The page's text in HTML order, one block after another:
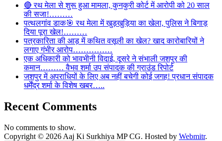
🔴 रथ मेला से शुरू हुआ मामला, कुनकुरी कोर्ट में आरोपी को 20 साल
की सजा!………
पत्थलगांव डाक🎯 रथ मेला में खुड़खुड़िया का खेला, पुलिस ने बिगाड़
दिया पूरा खेल!………
पत्रकारिता की आड़ में कथित वसूली का खेल? खाद कारोबारियों ने
लगाए गंभीर आरोप……………
एक अधिकारी को भावभीनी विदाई, दूसरे ने संभाली जशपुर की
कमान……… वैभव शर्मा उप संपादक की ग्राउंड रिपोर्ट
जशपुर में अपराधियों के लिए अब नहीं बचेगी कोई जगह! प्रधान संपादक
धर्मेंद्र शर्मा के विशेष खबर…..
Recent Comments
No comments to show.
Copyright © 2026 Aaj Ki Surkhiya MP CG. Hosted by Webmitr.